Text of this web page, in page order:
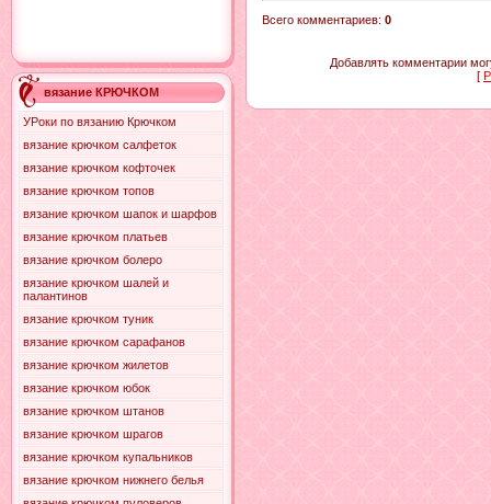
вязание КРЮЧКОМ
УРоки по вязанию Крючком
вязание крючком салфеток
вязание крючком кофточек
вязание крючком топов
вязание крючком шапок и шарфов
вязание крючком платьев
вязание крючком болеро
вязание крючком шалей и
палантинов
вязание крючком туник
вязание крючком сарафанов
вязание крючком жилетов
вязание крючком юбок
вязание крючком штанов
вязание крючком шрагов
вязание крючком купальников
вязание крючком нижнего белья
Всего комментариев: 0
Добавлять комментарии
[